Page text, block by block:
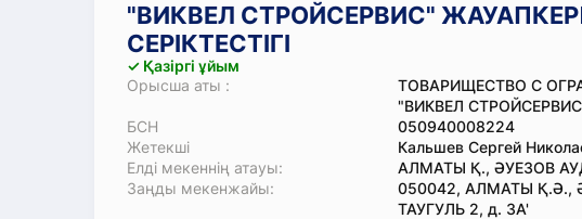
"ВИКВЕЛ СТРОЙСЕРВИС"
СЕРІКТЕСТІГІ
✓ Қазіргі ұйым
Орысша аты :
ТОВАРИЩЕСТВО С
"ВИКВЕЛ
БСН
050940008224
Жетекші
Кальшев Сергей
Елді мекеннің атауы:
АЛМАТЫ Қ., ӘУЕЗОВ
Заңды мекенжайы:
050042, АЛМАТЫ
ТАУГУЛЬ 2, д. 3А'